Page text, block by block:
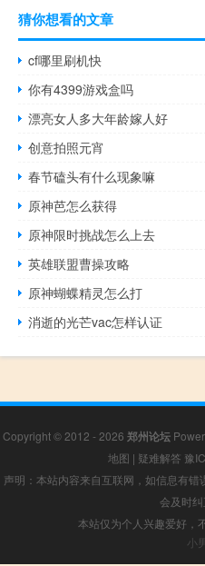
猜你想看的文章
cf哪里刷机快
你有4399游戏盒吗
漂亮女人多大年龄嫁人好
创意拍照元宵
春节磕头有什么现象嘛
原神芭怎么获得
原神限时挑战怎么上去
英雄联盟曹操攻略
原神蝴蝶精灵怎么打
消逝的光芒vac怎样认证
Copyright © 2012 - 2026 郑州论坛
地图 | 疑难解答 豫
声明：本站内容来自互联网，如信息有
会及时
本站仅为个人兴趣爱好，
小